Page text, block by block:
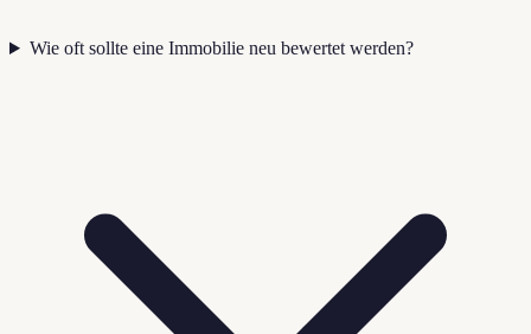
Wie oft sollte eine Immobilie neu bewertet werden?